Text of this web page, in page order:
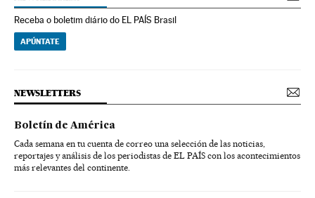
Receba o boletim diário do EL PAÍS Brasil
APÚNTATE
NEWSLETTERS
Boletín de América
Cada semana en tu cuenta de correo una selección de las noticias,
reportajes y análisis de los periodistas de EL PAÍS con los acontecimientos
más relevantes del continente.